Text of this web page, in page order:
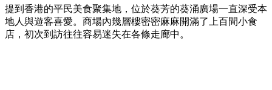
提到香港的平民美食聚集地，位於葵芳的葵涌廣場一直深受本
地人與遊客喜愛。商場內幾層樓密密麻麻開滿了上百間小食
店，初次到訪往往容易迷失在各條走廊中。